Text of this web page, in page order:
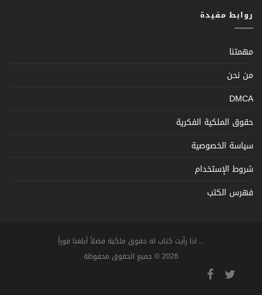
روابط مفيدة
مهمتنا
من نحن
DMCA
حقوق الملكية الفكرية
سياسة الخصوصية
شروط الإستخدام
فهرس الكتب
... اذا رأيت كتاب له حقوق ملكية فضلاً أبلغنا فوراً
2026 © جميع الحقوق محفوظة